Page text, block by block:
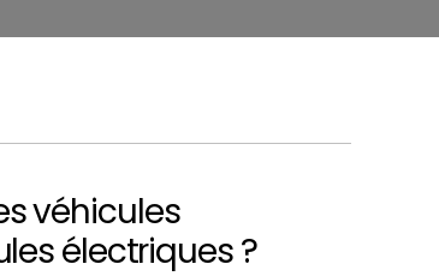
véhicules
électriques ?